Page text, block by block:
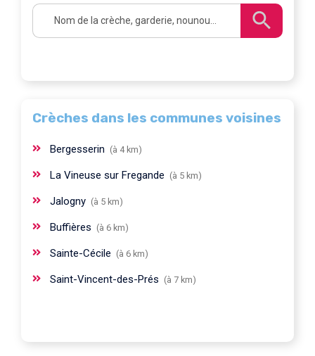
Crèches dans les communes voisines
Bergesserin (à 4 km)
La Vineuse sur Fregande (à 5 km)
Jalogny (à 5 km)
Buffières (à 6 km)
Sainte-Cécile (à 6 km)
Saint-Vincent-des-Prés (à 7 km)